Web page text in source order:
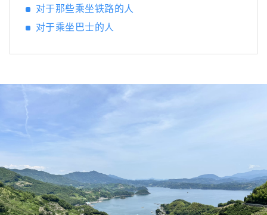
对于那些乘坐铁路的人
对于乘坐巴士的人